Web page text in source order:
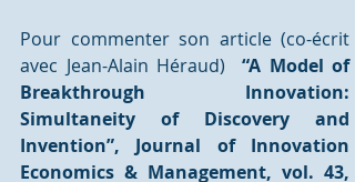
Pour commenter son article (co-écrit
avec Jean-Alain Héraud) “A Model of
Breakthrough Innovation:
Simultaneity of Discovery and
Invention”, Journal of Innovation
Economics & Management, vol. 43,